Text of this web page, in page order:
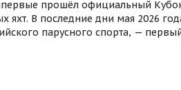
прошёл официальный
яхт. В последние дни мая 2026
парусного спорта, —